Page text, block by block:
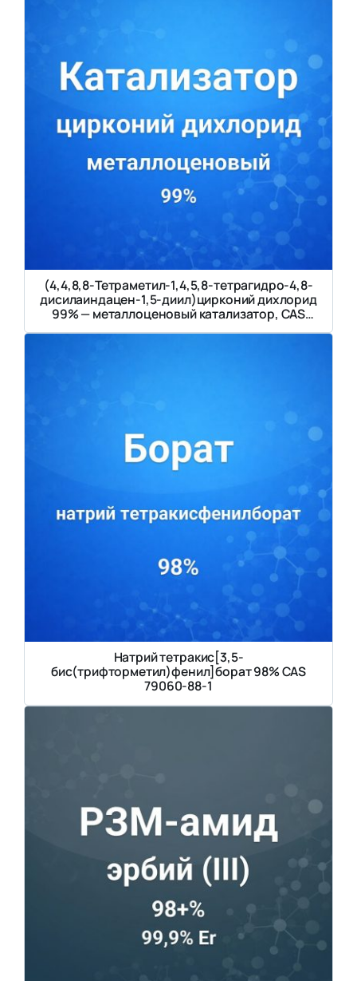
(4,4,8,8-Тетраметил-1,4,5,8-тетрагидро-4,8-
дисилаиндацен-1,5-диил)цирконий дихлорид
99% — металлоценовый катализатор, CAS
154675-56-6
Натрий тетракис[3,5-
бис(трифторметил)фенил]борат 98% CAS
79060-88-1